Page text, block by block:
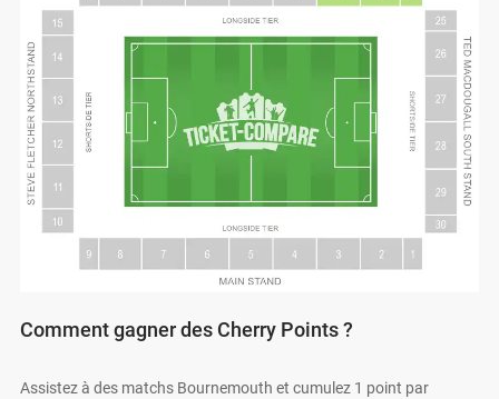
Comment gagner des Cherry Points ?
Assistez à des matchs Bournemouth et cumulez 1 point par